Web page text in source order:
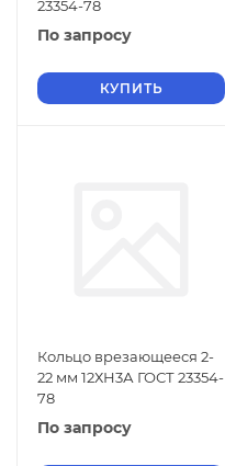
23354-78
По запросу
КУПИТЬ
Кольцо врезающееся 2-
22 мм 12ХН3А ГОСТ 23354-
78
По запросу